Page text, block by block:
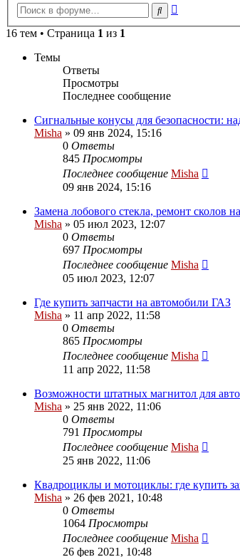
Поиск
16 тем • Страница 1 из 1
Темы
Ответы
Просмотры
Последнее сообщение
Сигнальные конусы для безопасности:
Misha » 09 янв 2024, 15:16
0 Ответы
845 Просмотры
Последнее сообщение Misha
09 янв 2024, 15:16
Замена лобового стекла, ремонт сколов
Misha » 05 июл 2023, 12:07
0 Ответы
697 Просмотры
Последнее сообщение Misha
05 июл 2023, 12:07
Где купить запчасти на автомобили ГАЗ
Misha » 11 апр 2022, 11:58
0 Ответы
865 Просмотры
Последнее сообщение Misha
11 апр 2022, 11:58
Возможности штатных магнитол для
Misha » 25 янв 2022, 11:06
0 Ответы
791 Просмотры
Последнее сообщение Misha
25 янв 2022, 11:06
Квадроциклы и мотоциклы: где купить
Misha » 26 фев 2021, 10:48
0 Ответы
1064 Просмотры
Последнее сообщение Misha
26 фев 2021, 10:48